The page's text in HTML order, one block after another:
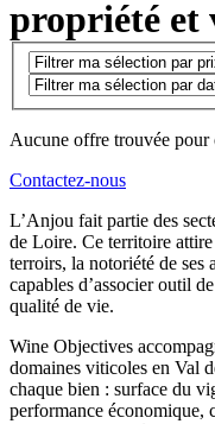
propriété et
Aucune offre trouvée pour
Contactez-nous
L’Anjou fait partie des
de Loire. Ce territoire attire
terroirs, la notoriété de ses
capables d’associer outil
qualité de vie.
Wine Objectives
domaines viticoles en Val
chaque bien : surface du
performance économique,